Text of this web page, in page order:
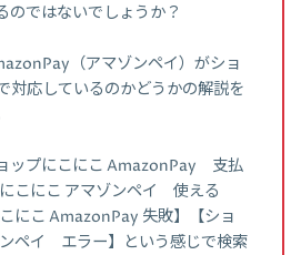
のではないでしょうか？
（アマゾンペイ）がショ
対応しているのかどうかの解説を
ップにこにこ AmazonPay 支払
こにこ アマゾンペイ 使える
にこ AmazonPay 失敗】【ショ
ペイ エラー】という感じで検索